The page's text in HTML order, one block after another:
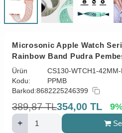
Microsonic Apple Watch
Rainbow Band Pudra
Ürün
Kodu:
CS130-WTCH1-
PPMB
Barkod:8682225246399
389,87 TL354,00 TL 9